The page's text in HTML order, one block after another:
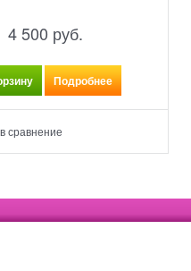
4 500 руб.
Подробнее
сравнение